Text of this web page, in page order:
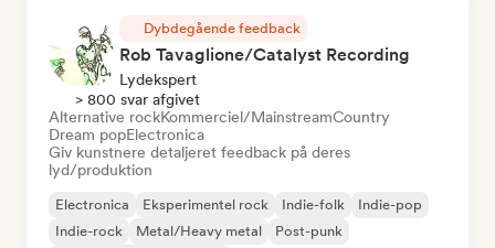
Dybdegående feedback
Rob Tavaglione/Catalyst Recording
Lydekspert
> 800 svar afgivet
Alternative rockKommerciel/MainstreamCountry
Dream popElectronica
Giv kunstnere detaljeret feedback på deres
lyd/produktion
Electronica Eksperimentel rock Indie-folk
Indie-pop
Indie-rock
Metal/Heavy metal
Post-punk